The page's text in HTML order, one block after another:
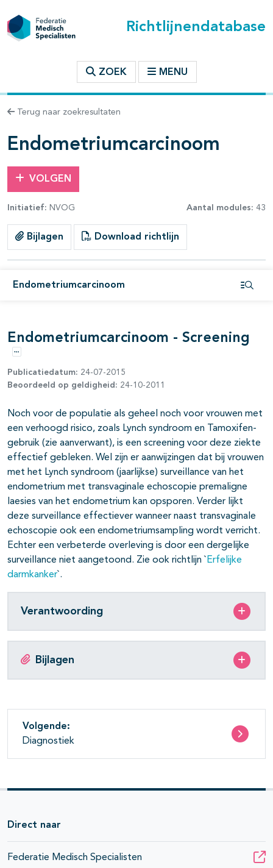
Richtlijnendatabase
ZOEK MENU
Terug naar zoekresultaten
Endometriumcarcinoom
VOLGEN
Initiatief: NVOG Aantal modules: 43
Bijlagen Download richtlijn
Endometriumcarcinoom
binnen deze richtlijn
open- en dichtklappen
Endometriumcarcinoom - Screening
Opties
Publicatiedatum: 24-07-2015
Beoordeeld op geldigheid: 24-10-2011
Noch voor de populatie als geheel noch voor vrouwen met
een verhoogd risico, zoals Lynch syndroom en Tamoxifen-
gebruik (zie aanverwant), is een screening voor deze ziekte
effectief gebleken. Wel zijn er aanwijzingen dat bij vrouwen
met het Lynch syndroom (jaarlijkse) surveillance van het
endometrium met transvaginale echoscopie premaligne
laesies van het endometrium kan opsporen. Verder lijkt
deze surveillance effectiever wanneer naast transvaginale
echoscopie ook een endometriumsampling wordt verricht.
Echter een verbeterde overleving is door een dergelijke
surveillance niet aangetoond. Zie ook richtlijn ` Erfelijke
darmkanker`.
Verantwoording
Bijlagen
Volgende:
Diagnostiek
Direct naar
Federatie Medisch Specialisten